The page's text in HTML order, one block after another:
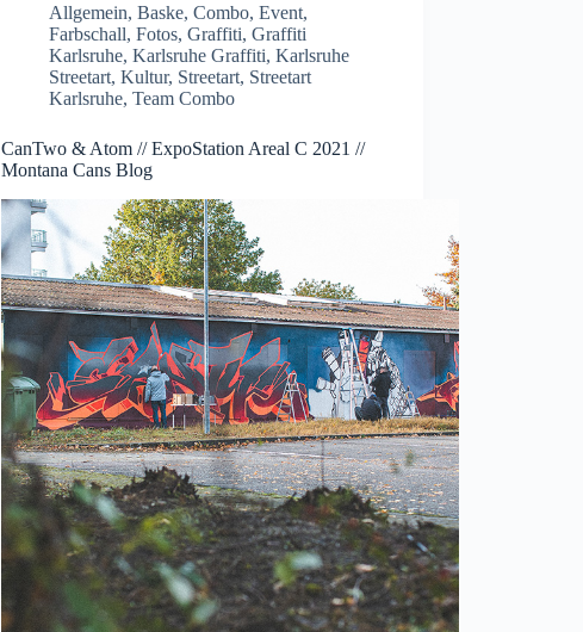
Allgemein,Baske,Combo,Event,
Farbschall,Fotos,Graffiti,Graffiti
Karlsruhe,Karlsruhe Graffiti,Karlsruhe
Streetart,Kultur, Streetart, Streetart
Karlsruhe,Team Combo
CanTwo & Atom // ExpoStation Areal C 2021 //
Montana Cans Blog